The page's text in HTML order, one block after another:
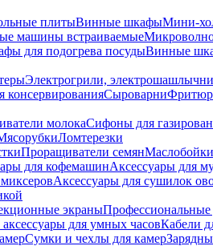
плитыВинные шкафыМини-
машины встраиваемые
для подогрева посудыВинные
Электрогрили,
консервированияСыроварни
молокаСифоны для
Ломтерезки
Проращиватели семян
для кофемашинАксессуары для
Аксессуары для сушилок
экраныПрофессиональные
для умных часовКабели
Сумки и чехлы для камер